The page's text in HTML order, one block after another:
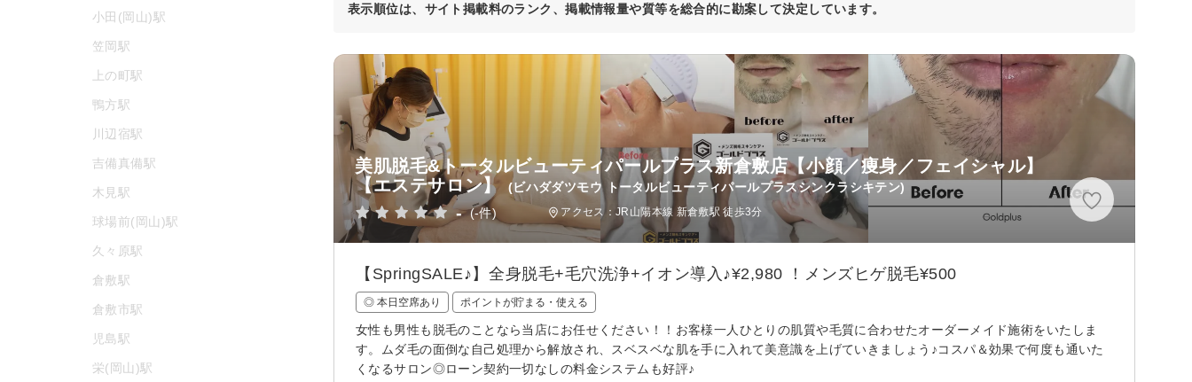
表示順位は、サイト掲載料のランク、掲載情報量や質等を総合的に勘案して決定しています。
美肌脱毛&トータルビューティパールプラス新倉敷店【小顔／痩身／フェイシャル】
【エステサロン】
(ビハダダツモウ トータルビューティパールプラスシンクラシキテン)
- (-件) アクセス：JR山陽本線 新倉敷駅 徒歩3分
【SpringSALE♪】全身脱毛+毛穴洗浄+イオン導入♪¥2,980 ！メンズヒゲ脱毛¥500
◎ 本日空席あり ポイントが貯まる・使える
女性も男性も脱毛のことなら当店にお任せください！！お客様一人ひとりの肌質や毛質に合わせたオーダーメイド施術をいたしま
す。ムダ毛の面倒な自己処理から解放され、スベスベな肌を手に入れて美意識を上げていきましょう♪コスパ＆効果で何度も通いた
くなるサロン◎ローン契約一切なしの料金システムも好評♪
小田(岡山)駅
笠岡駅
上の町駅
鴨方駅
川辺宿駅
吉備真備駅
木見駅
球場前(岡山)駅
久々原駅
倉敷駅
倉敷市駅
児島駅
栄(岡山)駅